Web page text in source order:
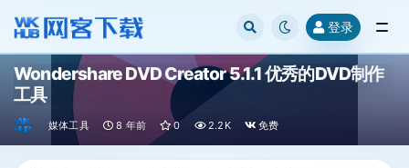
登录
Wondershare DVD Creator 5.1.1 优秀的DVD制作
工具
媒体工具 8 年前 0 2.2K 免费
全部